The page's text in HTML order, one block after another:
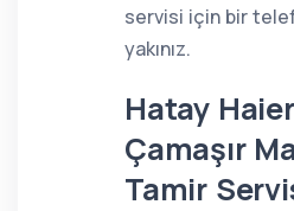
servisi için bir
yakınız.
Hatay Haier
Çamaşır
Tamir